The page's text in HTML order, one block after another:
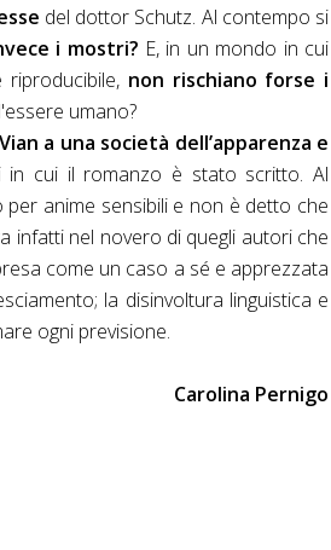
del dottor Schutz. Al contempo si
i mostri? E, in un mondo in cui
riproducibile, non rischiano forse i
umano?
a una società dell’apparenza e
in cui il romanzo è stato scritto. Al
anime sensibili e non è detto che
infatti nel novero di quegli autori che
come un caso a sé e apprezzata
la disinvoltura linguistica e
ogni previsione.
Carolina Pernigo